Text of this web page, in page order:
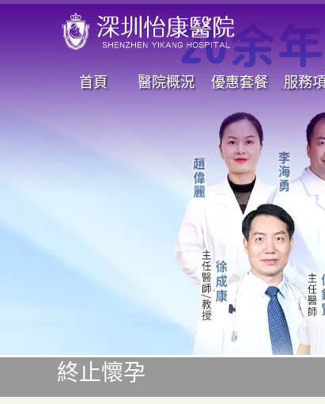
首頁 醫院概況 優惠套餐 服務
終止懷孕